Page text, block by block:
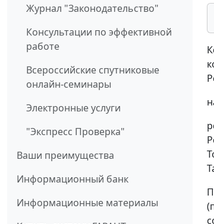
Журнал "Законодательство"
Консультации по эффективной
работе
Всероссийские спутниковые
онлайн-семинары
Электронные услуги
"Экспресс Проверка"
Ваши преимущества
Информационный банк
Информационные материалы